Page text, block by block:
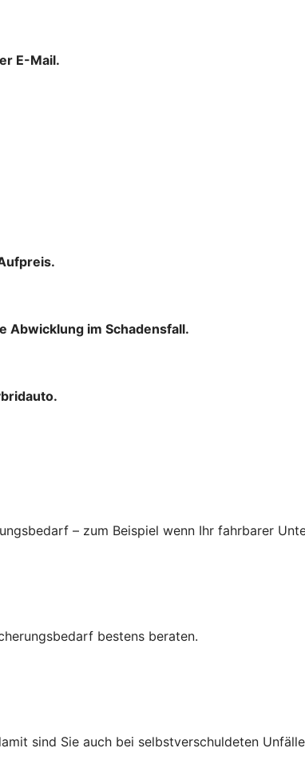
E-Mail.
Abwicklung im Schadensfall.
– zum Beispiel wenn Ihr fahrbarer
bestens beraten.
sind Sie auch bei selbstverschuldeten